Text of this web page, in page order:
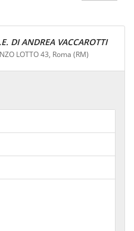
DI ANDREA VACCAROTTI
LOTTO 43, Roma (RM)